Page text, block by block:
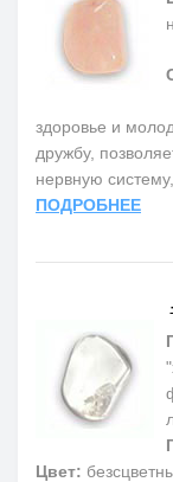
здоровье и
дружбу,
нервную
ПОДРОБНЕЕ
Цвет: